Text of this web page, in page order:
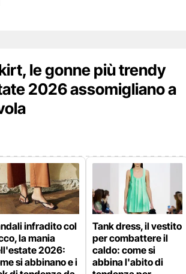
le gonne più trendy
2026 assomigliano a
infradito col
la mania
2026:
si abbinano e i
Tank dress, il vestito
per combattere il
caldo: come si
abbina l'abito di